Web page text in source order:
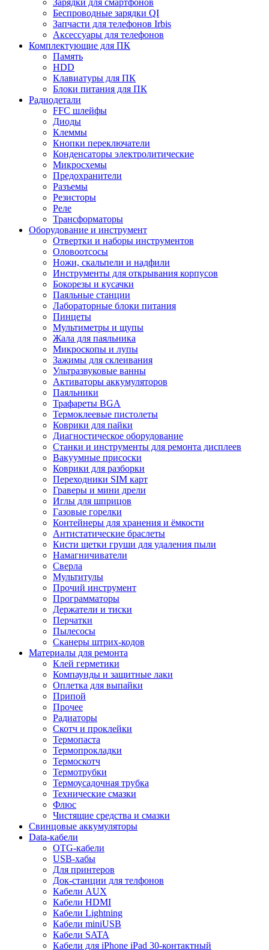
Зарядки для смартфонов
Беспроводные зарядки QI
Запчасти для телефонов Irbis
Аксессуары для телефонов
Комплектующие для ПК
Память
HDD
Клавиатуры для ПК
Блоки питания для ПК
Радиодетали
FFC шлейфы
Диоды
Клеммы
Кнопки переключатели
Конденсаторы электролитические
Микросхемы
Предохранители
Разъемы
Резисторы
Реле
Трансформаторы
Оборудование и инструмент
Отвертки и наборы инструментов
Оловоотсосы
Ножи, скальпели и надфили
Инструменты для открывания корпусов
Бокорезы и кусачки
Паяльные станции
Лабораторные блоки питания
Пинцеты
Мультиметры и щупы
Жала для паяльника
Микроскопы и лупы
Зажимы для склеивания
Ультразвуковые ванны
Активаторы аккумуляторов
Паяльники
Трафареты BGA
Термоклеевые пистолеты
Коврики для пайки
Диагностическое оборудование
Станки и инструменты для ремонта дисплеев
Вакуумные присоски
Коврики для разборки
Переходники SIM карт
Граверы и мини дрели
Иглы для шприцов
Газовые горелки
Контейнеры для хранения и ёмкости
Антистатические браслеты
Кисти щетки груши для удаления пыли
Намагничиватели
Сверла
Мультитулы
Прочий инструмент
Программаторы
Держатели и тиски
Перчатки
Пылесосы
Сканеры штрих-кодов
Материалы для ремонта
Клей герметики
Компаунды и защитные лаки
Оплетка для выпайки
Припой
Прочее
Радиаторы
Скотч и проклейки
Термопаста
Термопрокладки
Термоскотч
Термотрубки
Термоусадочная трубка
Технические смазки
Флюс
Чистящие средства и смазки
Свинцовые аккумуляторы
Data-кабели
OTG-кабели
USB-хабы
Для принтеров
Док-станции для телфонов
Кабели AUX
Кабели HDMI
Кабели Lightning
Кабели miniUSB
Кабели SATA
Кабели для iPhone iPad 30-контактный